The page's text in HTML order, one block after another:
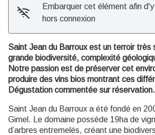
Embarquer cet élément afin
hors connexion
Saint Jean du Barroux est un terroir très
grande biodiversité, complexité
Notre passion est de préserver cet
produire des vins bios montrant ces
Dégustation commentée sur réservation.
Saint Jean du Barroux a été fondé en
Gimel. Le domaine possède 19ha de
d’arbres entremelés, créant une